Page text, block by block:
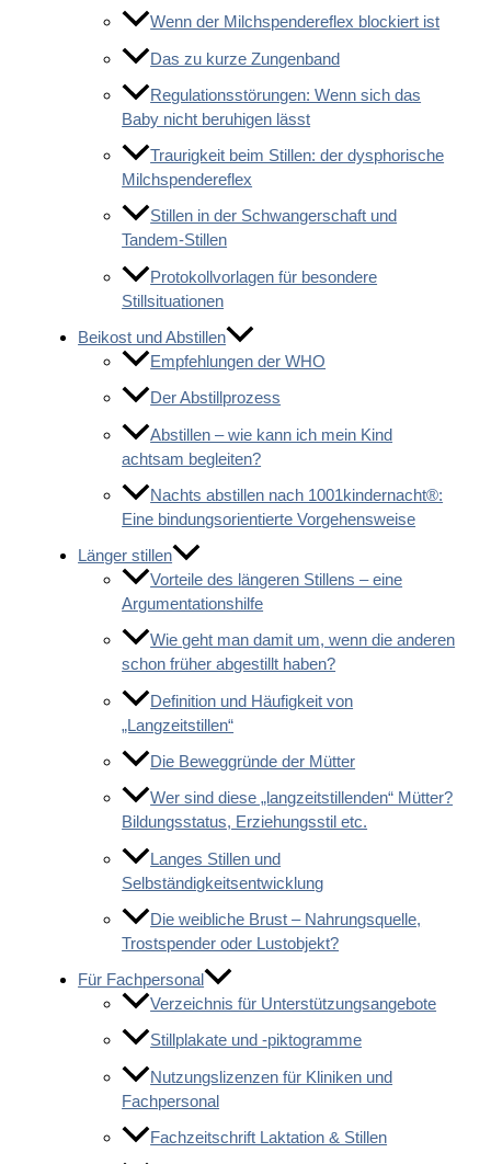
Wenn der Milchspendereflex blockiert ist
Das zu kurze Zungenband
Regulationsstörungen: Wenn sich das
Baby nicht beruhigen lässt
Traurigkeit beim Stillen: der dysphorische
Milchspendereflex
Stillen in der Schwangerschaft und
Tandem-Stillen
Protokollvorlagen für besondere
Stillsituationen
Beikost und Abstillen
Empfehlungen der WHO
Der Abstillprozess
Abstillen – wie kann ich mein Kind
achtsam begleiten?
Nachts abstillen nach 1001kindernacht®:
Eine bindungsorientierte Vorgehensweise
Länger stillen
Vorteile des längeren Stillens – eine
Argumentationshilfe
Wie geht man damit um, wenn die anderen
schon früher abgestillt haben?
Definition und Häufigkeit von
„Langzeitstillen“
Die Beweggründe der Mütter
Wer sind diese „langzeitstillenden“ Mütter?
Bildungsstatus, Erziehungsstil etc.
Langes Stillen und
Selbständigkeitsentwicklung
Die weibliche Brust – Nahrungsquelle,
Trostspender oder Lustobjekt?
Für Fachpersonal
Verzeichnis für Unterstützungsangebote
Stillplakate und -piktogramme
Nutzungslizenzen für Kliniken und
Fachpersonal
Fachzeitschrift Laktation & Stillen